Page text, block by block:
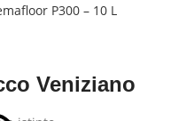
P300 – 10 L
Veniziano